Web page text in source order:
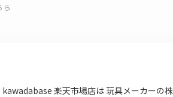
ら
kawadabase 楽天市場店は 玩具メーカーの